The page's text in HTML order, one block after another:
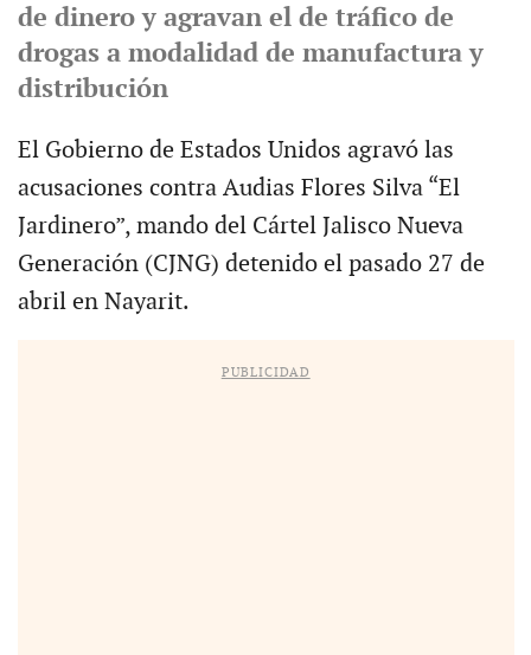
de dinero y agravan el de tráfico de
drogas a modalidad de manufactura y
distribución
El Gobierno de Estados Unidos agravó las
acusaciones contra Audias Flores Silva “El
Jardinero”, mando del Cártel Jalisco Nueva
Generación (CJNG) detenido el pasado 27 de
abril en Nayarit.
PUBLICIDAD